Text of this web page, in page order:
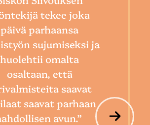
tekee joka
päivä parhaansa
sujumiseksi ja
huolehtii omalta
osaltaan, että
saavat
saavat parhaan
avun.”